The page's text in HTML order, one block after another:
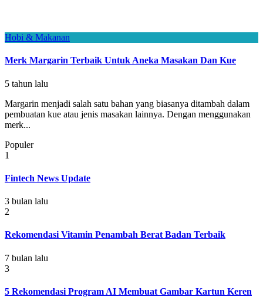
Hobi & Makanan
Merk Margarin Terbaik Untuk Aneka Masakan Dan Kue
5 tahun lalu
Margarin menjadi salah satu bahan yang biasanya ditambah dalam
pembuatan kue atau jenis masakan lainnya. Dengan menggunakan
merk...
Populer
1
Fintech News Update
3 bulan lalu
2
Rekomendasi Vitamin Penambah Berat Badan Terbaik
7 bulan lalu
3
5 Rekomendasi Program AI Membuat Gambar Kartun Keren